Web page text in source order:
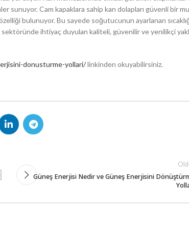
sunuyor. Cam kapaklara sahip kan dolapları güvenli bir
bulunuyor. Bu sayede soğutucunun ayarlanan
sektöründe ihtiyaç duyulan kaliteli, güvenilir ve yenilikçi
donusturme-yollari/linkinden okuyabilirsiniz.
Güneş Enerjisi Nedir ve Güneş Enerjisini